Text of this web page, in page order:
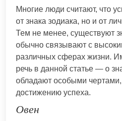
Многие люди считают, что
от знака зодиака, но и от
Тем не менее, существуют
обычно связывают с
различных сферах жизни.
речь в данной статье — о
обладают особыми
достижению успеха.
Овен